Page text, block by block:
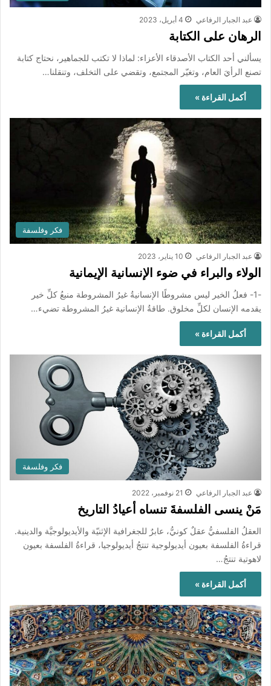
عبد الجبار الرفاعي 4 أبريل، 2023
الرهان على الكتابة
يسألني أحد الكتاب الأصدقاء الأعزاء: لماذا لا تكتب للجماهير، نحتاج كتابة
تصنع الرأيَ العام، وتغيّر المجتمع، وتقضي على التخلف، وتنقلنا…
أكمل القراءة »
فكر وفلسفة
عبد الجبار الرفاعي 10 يناير، 2023
الولاء والبراء ‏في ضوء الإنسانية الإيمانية
-1- فعلُ الخير ليس مشروطًا الإنسانيةُ غيرُ المشروطة منبعُ كلِّ خير
يقدمه الإنسان لكلِّ مخلوق. ‏طاقةُ الإنسانية غيرُ المشروطة تضيء…
أكمل القراءة »
فكر وفلسفة
عبد الجبار الرفاعي 21 نوفمبر، 2022
مَنْ ينسى الفلسفةَ تنساه أعيادُ التاريخ
العقلُ الفلسفيُّ عقلٌ كونيُّ، عابرٌ للجغرافية الإثنيّة والأيديولوجيَّة والدينية.
قراءةُ الفلسفة بعيون أيديولوجية تنتجُ أيديولوجيا، قراءةُ الفلسفة بعيون
لاهوتية تنتجُ…
أكمل القراءة »